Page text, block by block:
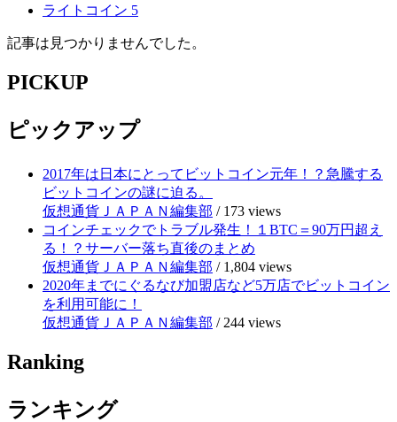
ライトコイン 5
記事は見つかりませんでした。
PICKUP
ピックアップ
2017年は日本にとってビットコイン元年！？急騰する
ビットコインの謎に迫る。
仮想通貨ＪＡＰＡＮ編集部 / 173 views
コインチェックでトラブル発生！１BTC＝90万円超え
る！？サーバー落ち直後のまとめ
仮想通貨ＪＡＰＡＮ編集部 / 1,804 views
2020年までにぐるなび加盟店など5万店でビットコイン
を利用可能に！
仮想通貨ＪＡＰＡＮ編集部 / 244 views
Ranking
ランキング